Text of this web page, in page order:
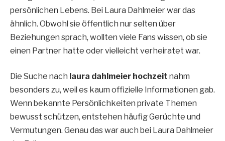
persönlichen Lebens. Bei Laura Dahlmeier war das
ähnlich. Obwohl sie öffentlich nur selten über
Beziehungen sprach, wollten viele Fans wissen, ob sie
einen Partner hatte oder vielleicht verheiratet war.
Die Suche nach laura dahlmeier hochzeit nahm
besonders zu, weil es kaum offizielle Informationen gab.
Wenn bekannte Persönlichkeiten private Themen
bewusst schützen, entstehen häufig Gerüchte und
Vermutungen. Genau das war auch bei Laura Dahlmeier